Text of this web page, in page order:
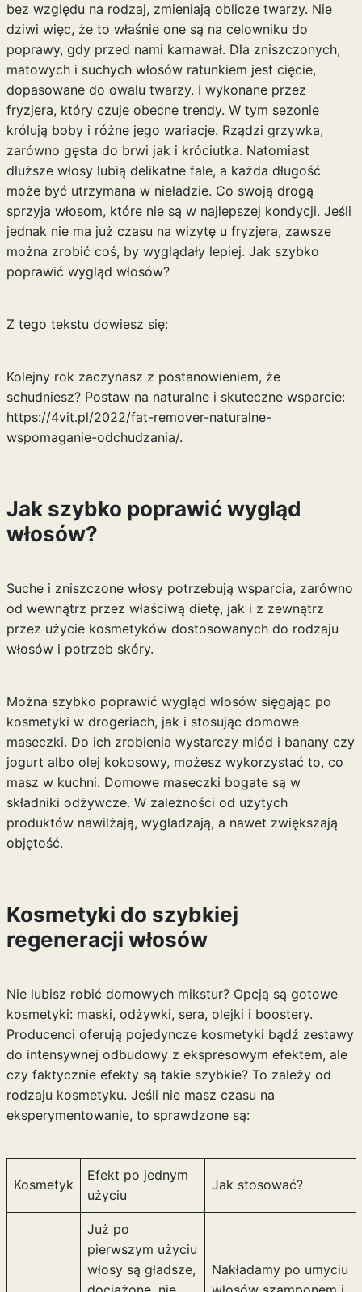
bez względu na rodzaj, zmieniają oblicze twarzy. Nie
dziwi więc, że to właśnie one są na celowniku do
poprawy, gdy przed nami karnawał. Dla zniszczonych,
matowych i suchych włosów ratunkiem jest cięcie,
dopasowane do owalu twarzy. I wykonane przez
fryzjera, który czuje obecne trendy. W tym sezonie
królują boby i różne jego wariacje. Rządzi grzywka,
zarówno gęsta do brwi jak i króciutka. Natomiast
dłuższe włosy lubią delikatne fale, a każda długość
może być utrzymana w nieładzie. Co swoją drogą
sprzyja włosom, które nie są w najlepszej kondycji. Jeśli
jednak nie ma już czasu na wizytę u fryzjera, zawsze
można zrobić coś, by wyglądały lepiej. Jak szybko
poprawić wygląd włosów?
Z tego tekstu dowiesz się:
Kolejny rok zaczynasz z postanowieniem, że
schudniesz? Postaw na naturalne i skuteczne wsparcie:
https://4vit.pl/2022/fat-remover-naturalne-
wspomaganie-odchudzania/.
Jak szybko poprawić wygląd
włosów?
Suche i zniszczone włosy potrzebują wsparcia, zarówno
od wewnątrz przez właściwą dietę, jak i z zewnątrz
przez użycie kosmetyków dostosowanych do rodzaju
włosów i potrzeb skóry.
Można szybko poprawić wygląd włosów sięgając po
kosmetyki w drogeriach, jak i stosując domowe
maseczki. Do ich zrobienia wystarczy miód i banany czy
jogurt albo olej kokosowy, możesz wykorzystać to, co
masz w kuchni. Domowe maseczki bogate są w
składniki odżywcze. W zależności od użytych
produktów nawilżają, wygładzają, a nawet zwiększają
objętość.
Kosmetyki do szybkiej
regeneracji włosów
Nie lubisz robić domowych mikstur? Opcją są gotowe
kosmetyki: maski, odżywki, sera, olejki i boostery.
Producenci oferują pojedyncze kosmetyki bądź zestawy
do intensywnej odbudowy z ekspresowym efektem, ale
czy faktycznie efekty są takie szybkie? To zależy od
rodzaju kosmetyku. Jeśli nie masz czasu na
eksperymentowanie, to sprawdzone są:
Kosmetyk
Efekt po jednym
użyciu
Jak stosować?
Już po
pierwszym użyciu
włosy są gładsze,
Nakładamy po umyciu